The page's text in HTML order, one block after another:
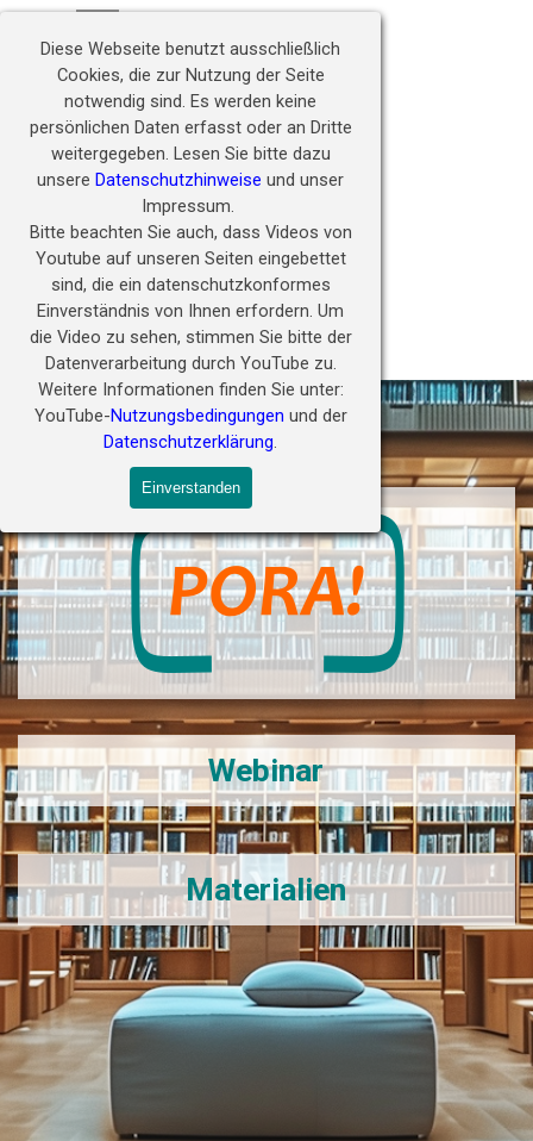
Diese Webseite benutzt ausschließlich
Cookies, die zur Nutzung der Seite
notwendig sind. Es werden keine
persönlichen Daten erfasst oder an Dritte
weitergegeben. Lesen Sie bitte dazu
unsere Datenschutzhinweise und unser
Impressum.
Bitte beachten Sie auch, dass Videos von
Youtube auf unseren Seiten eingebettet
sind, die ein datenschutzkonformes
Einverständnis von Ihnen erfordern. Um
die Video zu sehen, stimmen Sie bitte der
Datenverarbeitung durch YouTube zu.
Weitere Informationen finden Sie unter:
YouTube-Nutzungsbedingungen und der
Datenschutzerklärung.
Einverstanden
Direkt zum Seiteninhalt
Zukunft ermöglichen
PORA Webinar Materialien
Webinar
Materialien